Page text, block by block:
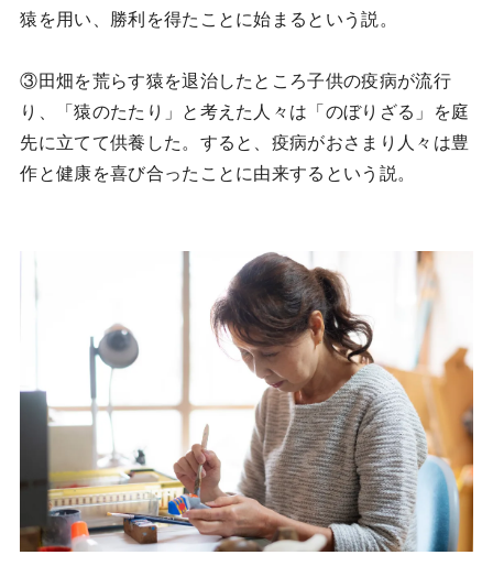
猿を用い、勝利を得たことに始まるという説。
③田畑を荒らす猿を退治したところ子供の疫病が流行
り、「猿のたたり」と考えた人々は「のぼりざる」を庭
先に立てて供養した。すると、疫病がおさまり人々は豊
作と健康を喜び合ったことに由来するという説。